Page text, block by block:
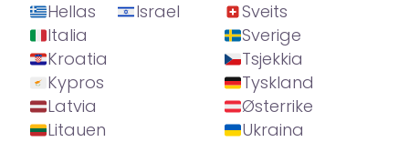
Hellas
Israel
Italia
Kroatia
Kypros
Latvia
Litauen
Sveits
Sverige
Tsjekkia
Tyskland
Østerrike
Ukraina